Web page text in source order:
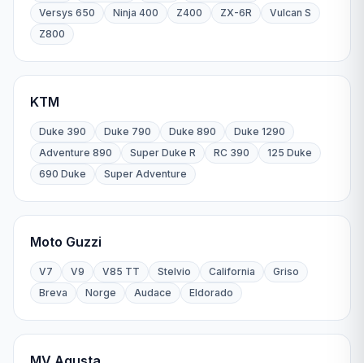
Versys 650
Ninja 400 Z400 ZX-6R
Vulcan S
Z800
KTM
Duke 390 Duke 790 Duke 890
Duke 1290
Adventure 890
Super Duke R RC 390
125 Duke
690 Duke
Super Adventure
Moto Guzzi
V7 V9 V85 TT Stelvio California
Griso
Breva
Norge Audace Eldorado